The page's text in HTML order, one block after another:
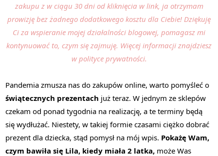
zakupu z w ciągu 30 dni od kliknięcia w link, ja otrzymam
prowizję bez żadnego dodatkowego kosztu dla Ciebie! Dziękuję
Ci za wspieranie mojej działalności blogowej, pomagasz mi
kontynuować to, czym się zajmuję. Więcej informacji znajdziesz
w polityce prywatności.
Pandemia zmusza nas do zakupów online, warto pomyśleć o
świątecznych prezentach już teraz. W jednym ze sklepów
czekam od ponad tygodnia na realizację, a te terminy będą
się wydłużać. Niestety, w takiej formie czasami ciężko dobrać
prezent dla dziecka, stąd pomysł na mój wpis. Pokażę Wam,
czym bawiła się Lila, kiedy miała 2 latka, może Was